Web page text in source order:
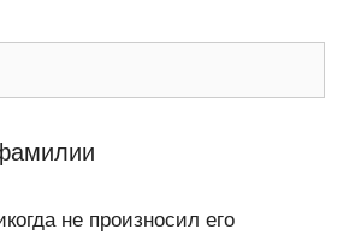
не произносил его